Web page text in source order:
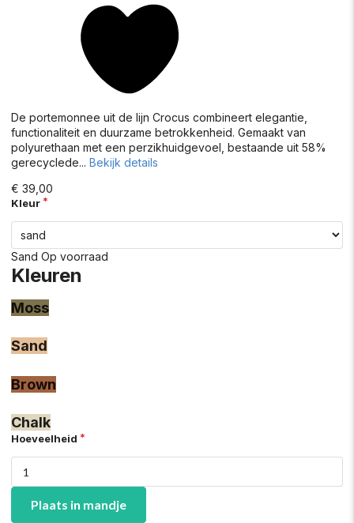
De portemonnee uit de lijn Crocus combineert elegantie,
functionaliteit en duurzame betrokkenheid. Gemaakt van
polyurethaan met een perzikhuidgevoel, bestaande uit 58%
gerecyclede... Bekijk details
€ 39,00
Kleur
Sand Op voorraad
Kleuren
Moss
Sand
Brown
Chalk
Hoeveelheid
Plaats in mandje